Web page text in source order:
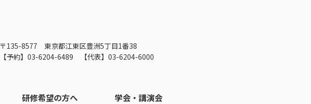
〒135-8577 東京都江東区豊洲5丁目1番38
【予約】 03-6204-6489 【代表】 03-6204-6000
研修希望の方へ 学会・講演会